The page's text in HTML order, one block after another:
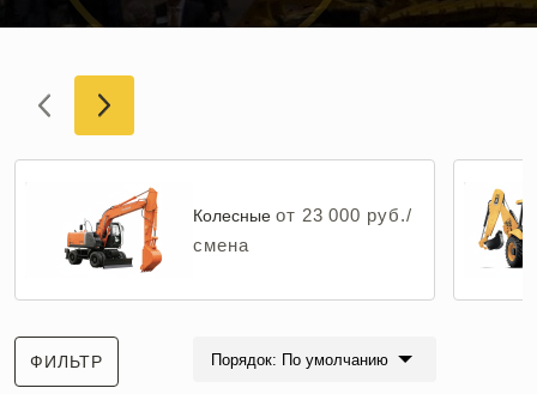
Колесные от 23 000 руб./
смена
ФИЛЬТР Порядок: По умолчанию